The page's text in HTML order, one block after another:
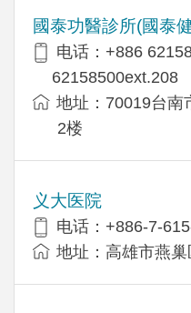
國泰功醫診所(國泰
电话：+886
62158500ext.208
地址：70019台南
2楼
义大医院
电话：+886-7-
地址：高雄市燕